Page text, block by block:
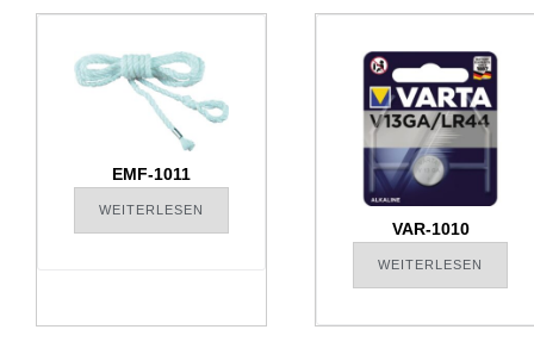
EMF-1011
WEITERLESEN
VAR-1010
WEITERLESEN